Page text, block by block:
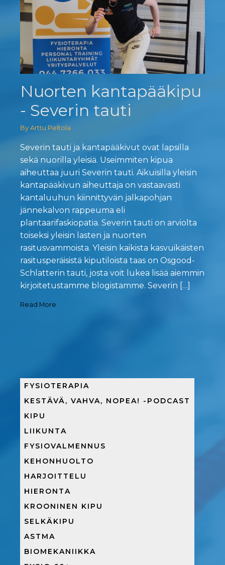
Nuorten kantapääkipu
- Severin tauti
By Arttu Peltola
Severin tauti ja kantapääkivut ovat lapsilla
sekä nuorilla yleisiä. Useimmiten kipua
aiheuttaa juuri Severin tauti. Aikuisilla yleisin
kantapääkivun aiheuttaja on vastaavasti
kantaluuhun kiinnittyvän jalkapohjan
jännekalvon rappeuma eli
plantaarifaskiopatia. Severin tauti on arviolta
toiseksi yleisin lasten ja nuorten
rasitusvammoista. Yleisin kaikista kasvuikäisten
rasitusperäisistä kiputiloista taas on Osgood-
Schlatterin tauti, josta voit lukea lisää aiemmin
kirjoitetustamme blogistamme. Severin […]
Read More
FYSIOTERAPIA
KESTÄVÄ, VAHVA, NOPEA! -PODCAST
KIPU
LIIKUNTA
FYSIOVALMENNUS
KEHONHUOLTO
HARJOITTELU
HIERONTA
KROONINEN KIPU
SELKÄKIPU
ASTMA
BIOMEKANIIKKA